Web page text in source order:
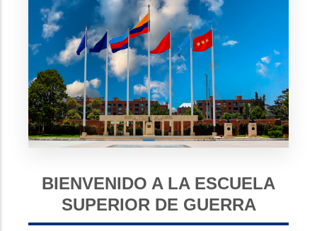
BIENVENIDO A LA ESCUELA
SUPERIOR DE GUERRA